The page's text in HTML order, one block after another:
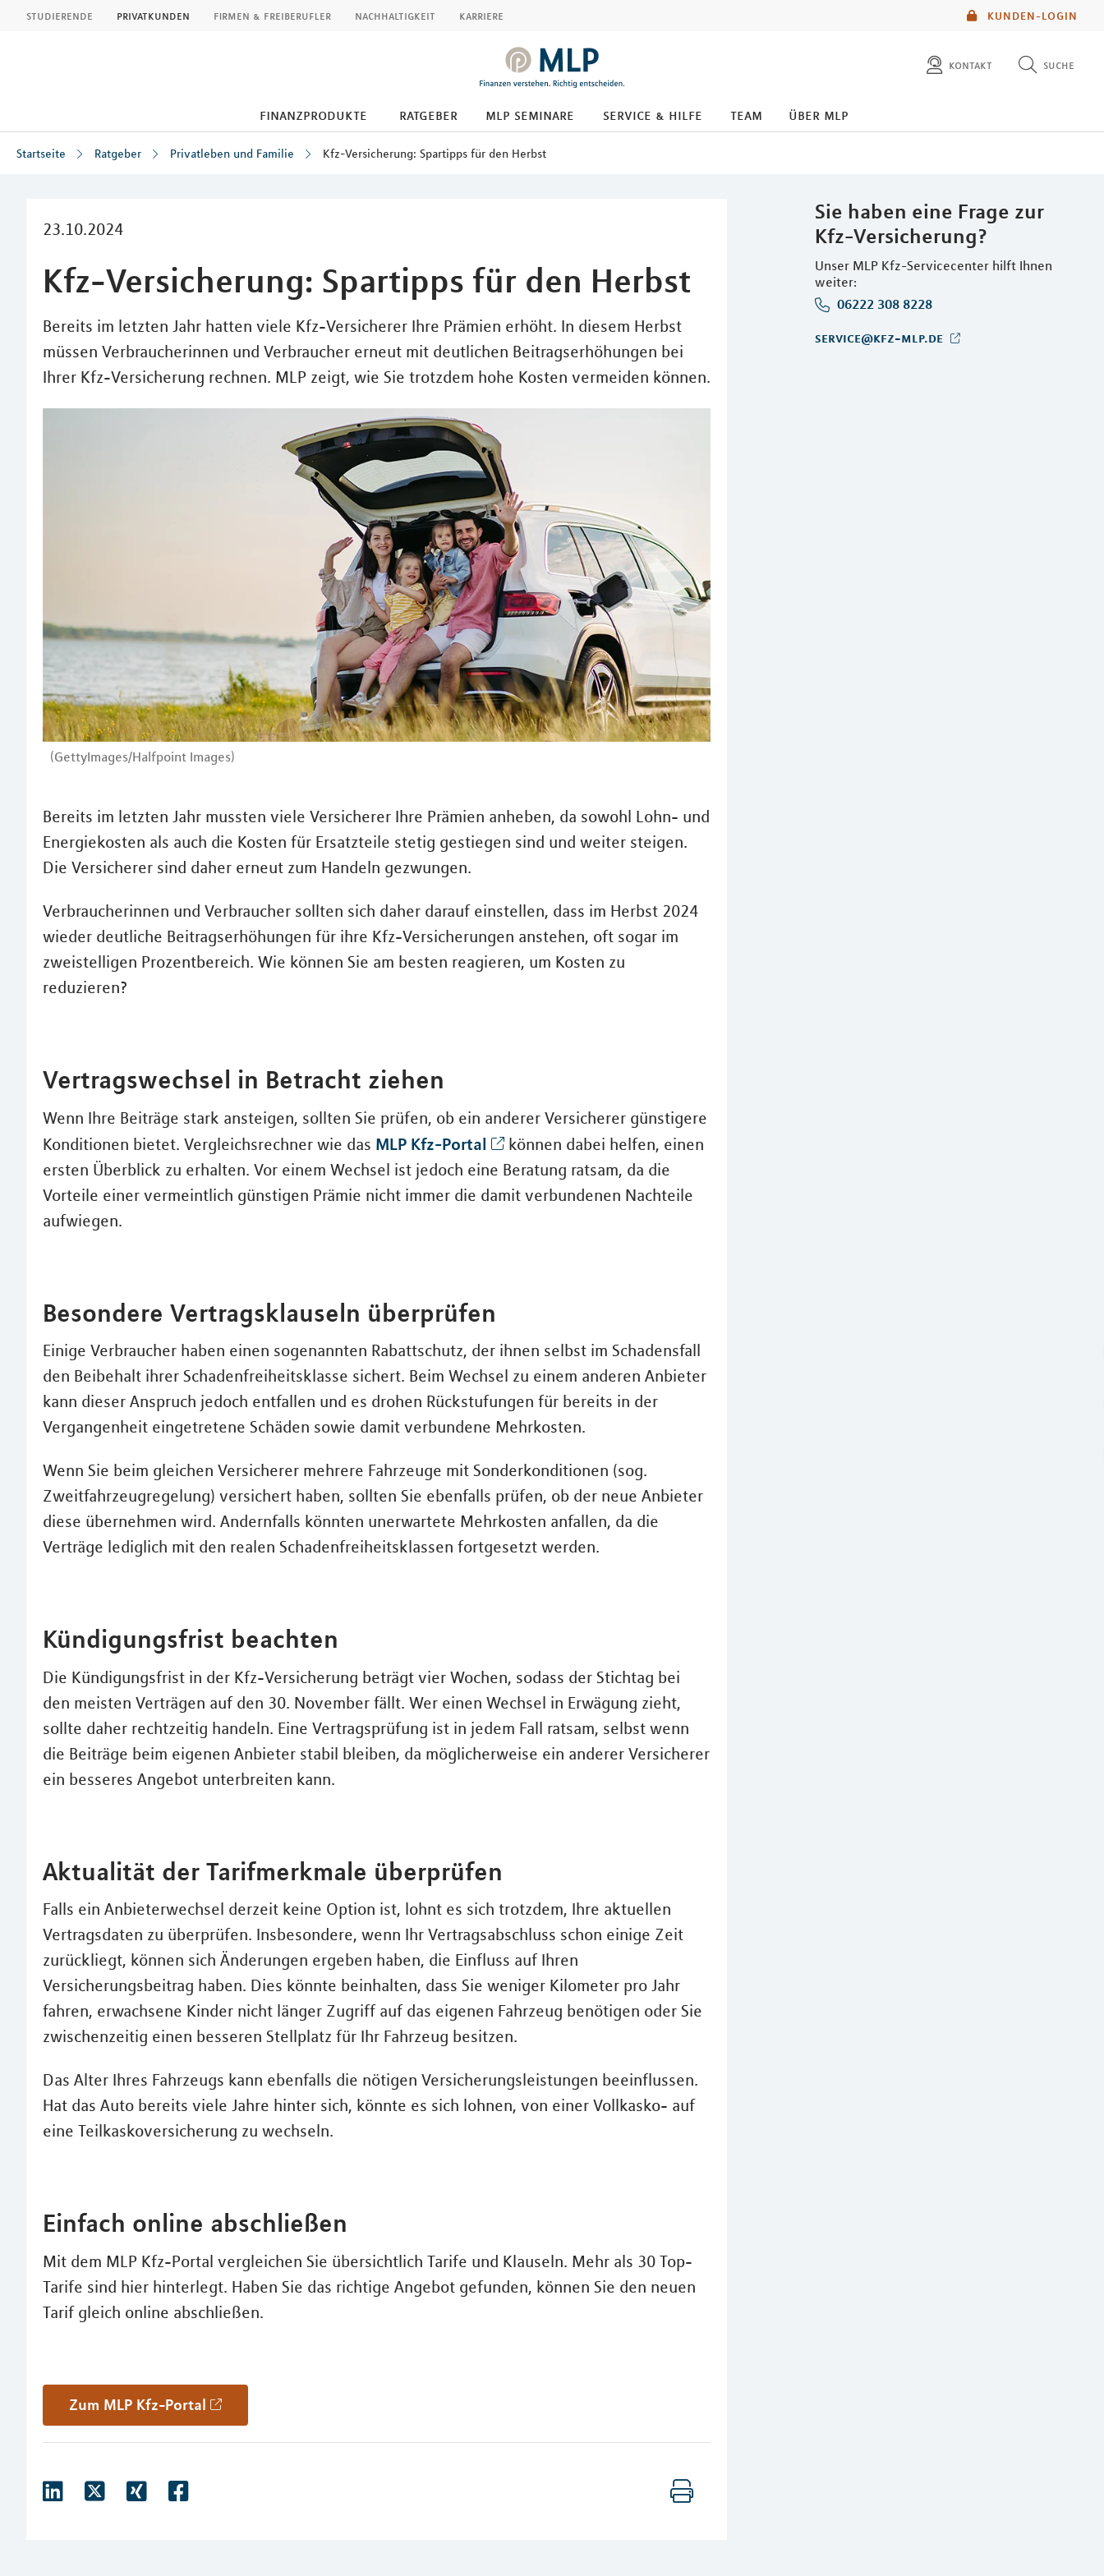
KUNDEN-LOGIN
studierende privatkunden firmen & freiberufler nachhaltigkeit karriere
kontakt suche
finanzprodukte ratgeber mlp seminare service & hilfe team über mlp
Startseite Ratgeber Privatleben und Familie Kfz-Versicherung: Spartipps für den Herbst
23.10.2024
Kfz-Versicherung: Spartipps für den Herbst
Bereits im letzten Jahr hatten viele Kfz-Versicherer Ihre Prämien erhöht. In diesem Herbst
müssen Verbraucherinnen und Verbraucher erneut mit deutlichen Beitragserhöhungen bei
Ihrer Kfz-Versicherung rechnen. MLP zeigt, wie Sie trotzdem hohe Kosten vermeiden können.
(GettyImages/Halfpoint Images)
Sie haben eine Frage zur
Kfz-Versicherung?
Unser MLP Kfz-Servicecenter hilft Ihnen
weiter:
06222 308 8228
service@kfz-mlp.de
Bereits im letzten Jahr mussten viele Versicherer Ihre Prämien anheben, da sowohl Lohn- und
Energiekosten als auch die Kosten für Ersatzteile stetig gestiegen sind und weiter steigen.
Die Versicherer sind daher erneut zum Handeln gezwungen.
Verbraucherinnen und Verbraucher sollten sich daher darauf einstellen, dass im Herbst 2024
wieder deutliche Beitragserhöhungen für ihre Kfz-Versicherungen anstehen, oft sogar im
zweistelligen Prozentbereich. Wie können Sie am besten reagieren, um Kosten zu
reduzieren?
Vertragswechsel in Betracht ziehen
Wenn Ihre Beiträge stark ansteigen, sollten Sie prüfen, ob ein anderer Versicherer günstigere
Konditionen bietet. Vergleichsrechner wie das MLP Kfz-Portal
können dabei helfen, einen
ersten Überblick zu erhalten. Vor einem Wechsel ist jedoch eine Beratung ratsam, da die
Vorteile einer vermeintlich günstigen Prämie nicht immer die damit verbundenen Nachteile
aufwiegen.
Besondere Vertragsklauseln überprüfen
Einige Verbraucher haben einen sogenannten Rabattschutz, der ihnen selbst im Schadensfall
den Beibehalt ihrer Schadenfreiheitsklasse sichert. Beim Wechsel zu einem anderen Anbieter
kann dieser Anspruch jedoch entfallen und es drohen Rückstufungen für bereits in der
Vergangenheit eingetretene Schäden sowie damit verbundene Mehrkosten.
Wenn Sie beim gleichen Versicherer mehrere Fahrzeuge mit Sonderkonditionen (sog.
Zweitfahrzeugregelung) versichert haben, sollten Sie ebenfalls prüfen, ob der neue Anbieter
diese übernehmen wird. Andernfalls könnten unerwartete Mehrkosten anfallen, da die
Verträge lediglich mit den realen Schadenfreiheitsklassen fortgesetzt werden.
Kündigungsfrist beachten
Die Kündigungsfrist in der Kfz-Versicherung beträgt vier Wochen, sodass der Stichtag bei
den meisten Verträgen auf den 30. November fällt. Wer einen Wechsel in Erwägung zieht,
sollte daher rechtzeitig handeln. Eine Vertragsprüfung ist in jedem Fall ratsam, selbst wenn
die Beiträge beim eigenen Anbieter stabil bleiben, da möglicherweise ein anderer Versicherer
ein besseres Angebot unterbreiten kann.
Aktualität der Tarifmerkmale überprüfen
Falls ein Anbieterwechsel derzeit keine Option ist, lohnt es sich trotzdem, Ihre aktuellen
Vertragsdaten zu überprüfen. Insbesondere, wenn Ihr Vertragsabschluss schon einige Zeit
zurückliegt, können sich Änderungen ergeben haben, die Einfluss auf Ihren
Versicherungsbeitrag haben. Dies könnte beinhalten, dass Sie weniger Kilometer pro Jahr
fahren, erwachsene Kinder nicht länger Zugriff auf das eigenen Fahrzeug benötigen oder Sie
zwischenzeitig einen besseren Stellplatz für Ihr Fahrzeug besitzen.
Das Alter Ihres Fahrzeugs kann ebenfalls die nötigen Versicherungsleistungen beeinflussen.
Hat das Auto bereits viele Jahre hinter sich, könnte es sich lohnen, von einer Vollkasko- auf
eine Teilkaskoversicherung zu wechseln.
Einfach online abschließen
Mit dem MLP Kfz-Portal vergleichen Sie übersichtlich Tarife und Klauseln. Mehr als 30 Top-
Tarife sind hier hinterlegt. Haben Sie das richtige Angebot gefunden, können Sie den neuen
Tarif gleich online abschließen.
Zum MLP Kfz-Portal